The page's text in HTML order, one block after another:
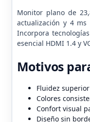
Monitor plano de
actualización y 4 ms
Incorpora
esencial HDMI 1.4 y
Motivos
Fluidez
Colores
Confort visual
Diseño sin